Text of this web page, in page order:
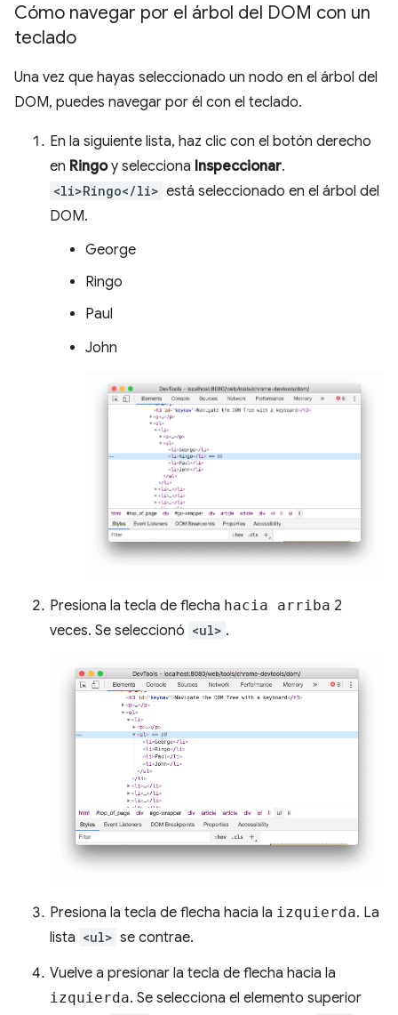
Cómo navegar por el árbol del DOM con un
teclado
Una vez que hayas seleccionado un nodo en el árbol del
DOM, puedes navegar por él con el teclado.
En la siguiente lista, haz clic con el botón derecho
en Ringoy selecciona Inspeccionar.
<li>Ringo</li> está seleccionado en el árbol del
DOM.
George
Ringo
Paul
John
Presiona la tecla de flecha hacia arriba 2
veces. Se seleccionó <ul> .
Presiona la tecla de flecha hacia la izquierda. La
lista <ul> se contrae.
Vuelve a presionar la tecla de flecha hacia la
izquierda. Se selecciona el elemento superior